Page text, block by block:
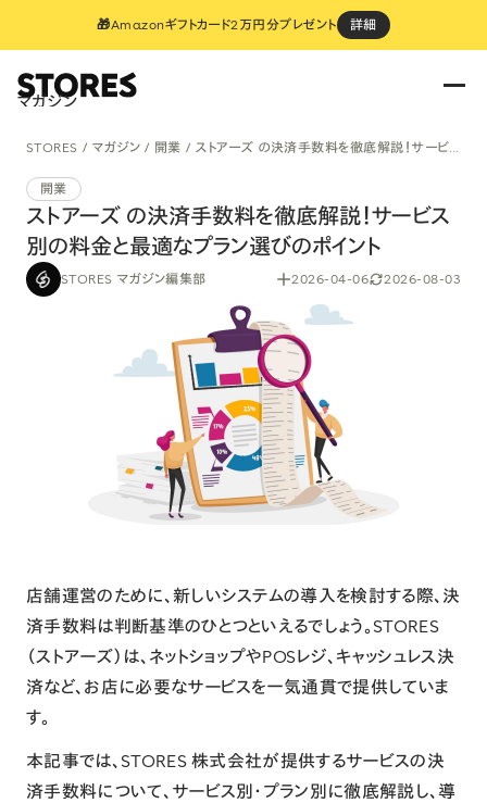
🎁Amazonギフトカード2万円分プレゼント 詳細
マガジン
STORES マガジン 開業 ストアーズ の決済手数料を徹底解説！サービス別の料金と最適なプラン選びのポイント
開業
ストアーズ の決済手数料を徹底解説！サービス
別の料金と最適なプラン選びのポイント
STORES マガジン編集部 2026-04-06 2026-08-03
店舗運営のために、新しいシステムの導入を検討する際、決
済手数料は判断基準のひとつといえるでしょう。 STORES
（ストアーズ） は、ネットショップやPOSレジ、キャッシュレス決
済など、お店に必要なサービスを一気通貫で提供していま
す。
本記事では、 STORES 株式会社が提供するサービスの決
済手数料について、サービス別・プラン別に徹底解説し、導